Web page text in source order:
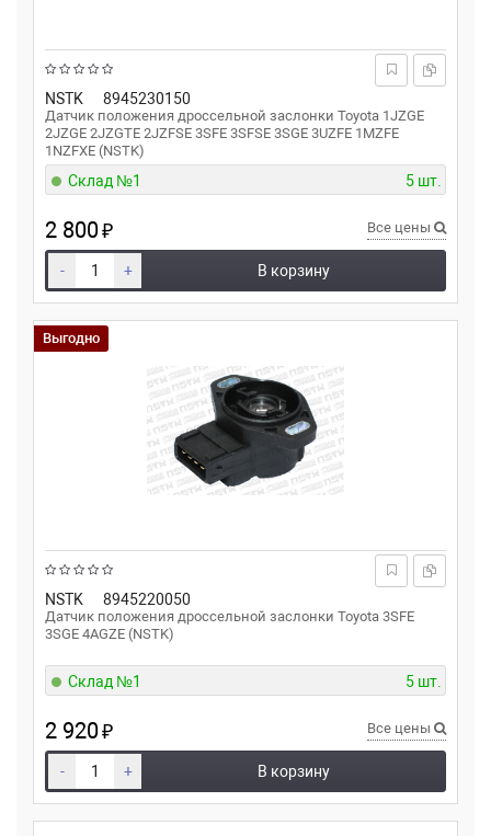
NSTK 8945230150
Датчик положения дроссельной заслонки Toyota 1JZGE
2JZGE 2JZGTE 2JZFSE 3SFE 3SFSE 3SGE 3UZFE 1MZFE
1NZFXE (NSTK)
Склад №1 5 шт.
2 800₽ Все цены
- + В корзину
NSTK 8945220050
Датчик положения дроссельной заслонки Toyota 3SFE
3SGE 4AGZE (NSTK)
Выгодно
Склад №1 5 шт.
2 920₽ Все цены
- + В корзину